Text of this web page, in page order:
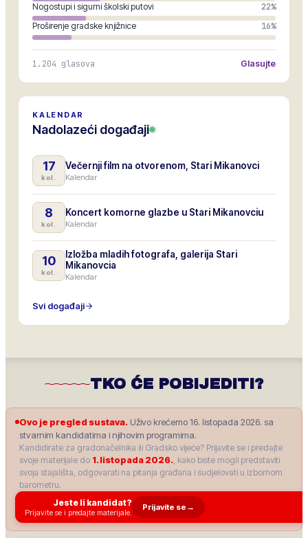
Nogostupi i sigurni školski putovi 22%
Proširenje gradske knjižnice 16%
1.204 glasova Glasujte
KALENDAR
Nadolazeći događaji
17
kol.
Večernji film na otvorenom, Stari Mikanovci
Kalendar
8
kol.
Koncert komorne glazbe u Stari Mikanovciu
Kalendar
10
kol.
Izložba mladih fotografa, galerija Stari
Mikanovcia
Kalendar
Svi događaji
TKO ĆE POBIJEDITI?
Ovo je pregled sustava. Uživo krećemo 16. listopada 2026. sa
stvarnim kandidatima i njihovim programima.
Kandidirate za gradonačelnika ili Gradsko vijeće? Prijavite se i predajte
svoje materijale do 1. listopada 2026., kako biste mogli predstaviti
svoja stajališta, odgovarati na pitanja građana i sudjelovati u izbornom
barometru.
Jeste li kandidat?
Prijavite se i predajte materijale.
Prijavite se →